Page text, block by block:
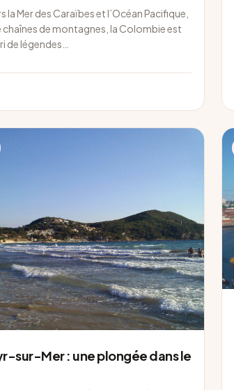
la Mer des Caraïbes et l’Océan Pacifique,
chaînes de montagnes, la Colombie est
de légendes…
sur-Mer : une plongée dans le